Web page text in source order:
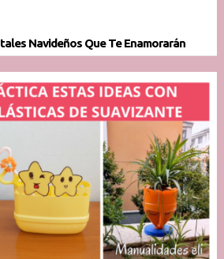
Navideños Que Te Enamorarán